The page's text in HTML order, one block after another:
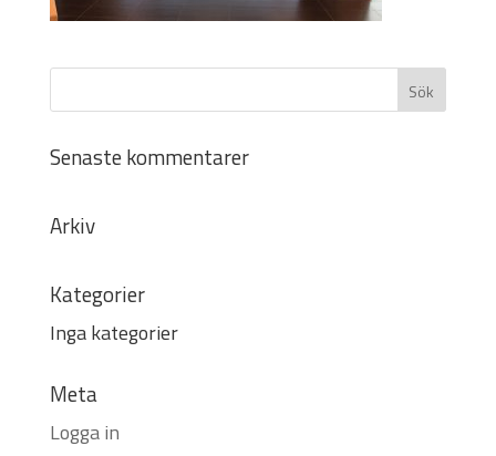
Senaste kommentarer
Arkiv
Kategorier
Inga kategorier
Meta
Logga in